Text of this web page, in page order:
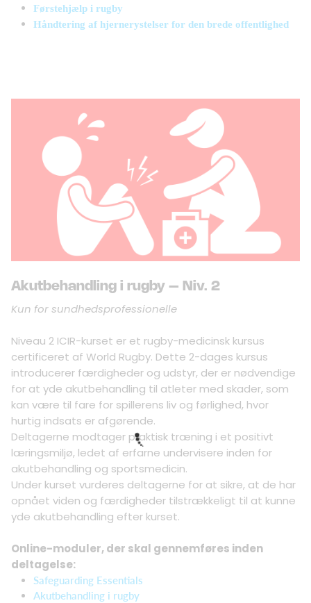
Førstehjælp i rugby
Håndtering af hjernerystelser for den brede offentlighed
Akutbehandling i rugby – Niv. 2
Kun for sundhedsprofessionelle
Niveau 2 ICIR-kurset er et rugby-medicinsk kursus
certificeret af World Rugby. Dette 2-dages kursus
introducerer færdigheder og udstyr, der er nødvendige
for at yde akutbehandling til atleter med skader, som
kan være til fare for spillerens liv og førlighed, hvor
hurtig indsats er afgørende.
Deltagerne modtager praktisk træning i et positivt
læringsmiljø, ledet af erfarne undervisere inden for
akutbehandling og sportsmedicin.
Under kurset vurderes deltagerne for at sikre, at de har
opnået viden og færdigheder tilstrækkeligt til at kunne
yde akutbehandling efter kurset.
Online-moduler, der skal gennemføres inden
deltagelse:
Safeguarding Essentials
Akutbehandling i rugby